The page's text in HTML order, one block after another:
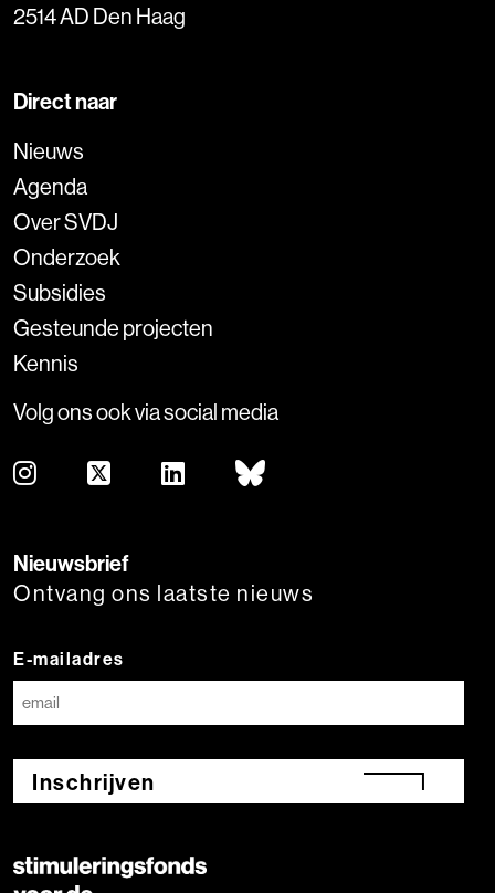
2514 AD Den Haag
Direct naar
Nieuws
Agenda
Over SVDJ
Onderzoek
Subsidies
Gesteunde projecten
Kennis
Volg ons ook via social media
Nieuwsbrief
Ontvang ons laatste nieuws
E-mailadres
Inschrijven